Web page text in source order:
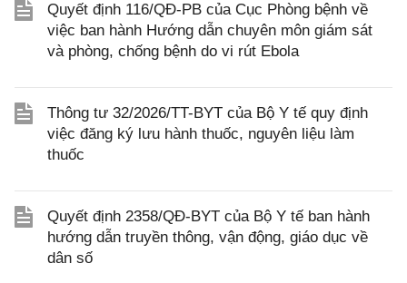
Quyết định 116/QĐ-PB của Cục Phòng bệnh về
việc ban hành Hướng dẫn chuyên môn giám sát
và phòng, chống bệnh do vi rút Ebola
Thông tư 32/2026/TT-BYT của Bộ Y tế quy định
việc đăng ký lưu hành thuốc, nguyên liệu làm
thuốc
Quyết định 2358/QĐ-BYT của Bộ Y tế ban hành
hướng dẫn truyền thông, vận động, giáo dục về
dân số